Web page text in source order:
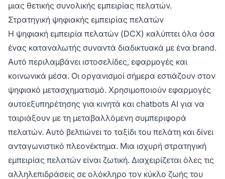
μιας θετικής συνολικής εμπειρίας πελατών.
Στρατηγική ψηφιακής εμπειρίας πελατών
Η ψηφιακή εμπειρία πελατών (DCX) καλύπτει όλα όσα
ένας καταναλωτής συναντά διαδικτυακά με ένα brand.
Αυτό περιλαμβάνει ιστοσελίδες, εφαρμογές και
κοινωνικά μέσα. Οι οργανισμοί σήμερα εστιάζουν στον
ψηφιακό μετασχηματισμό. Χρησιμοποιούν εφαρμογές
αυτοεξυπηρέτησης για κινητά και chatbots AI για να
ταιριάξουν με τη μεταβαλλόμενη συμπεριφορά
πελατών. Αυτό βελτιώνει το ταξίδι του πελάτη και δίνει
ανταγωνιστικό πλεονέκτημα. Μια ισχυρή στρατηγική
εμπειρίας πελατών είναι ζωτική. Διαχειρίζεται όλες τις
αλληλεπιδράσεις σε ολόκληρο τον κύκλο ζωής του